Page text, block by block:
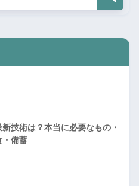
技術は？本当に必要なもの・
・備蓄